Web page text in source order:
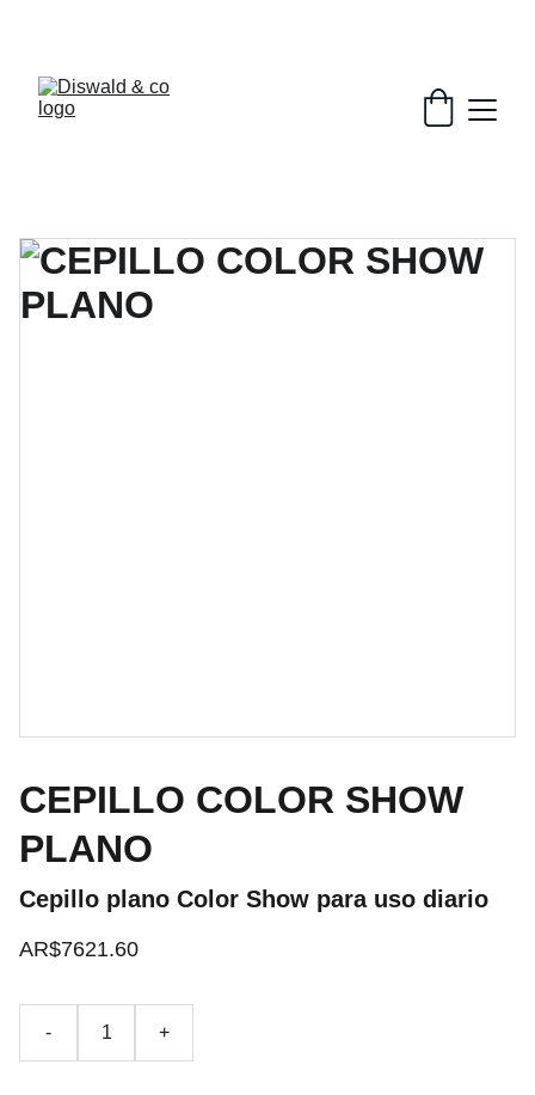
CEPILLO COLOR SHOW
PLANO
Cepillo plano Color Show para uso diario
AR$7621.60
- +